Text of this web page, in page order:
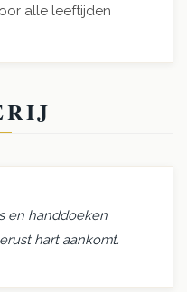
alle leeftijden
en handdoeken
hart aankomt.